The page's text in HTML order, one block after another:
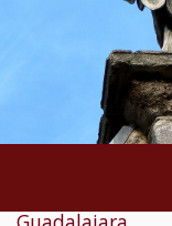
El Ministro de